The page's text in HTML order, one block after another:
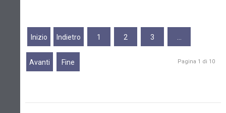
Inizio Indietro 1 2 3
Avanti Fine Pagina 1 di 10